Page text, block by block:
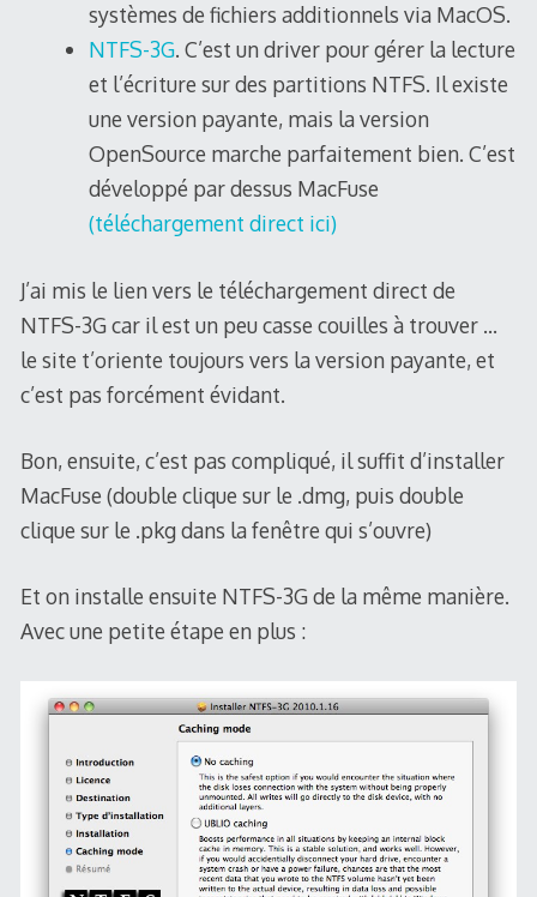
systèmes de fichiers additionnels via MacOS.
NTFS-3G. C’est un driver pour gérer la lecture
et l’écriture sur des partitions NTFS. Il existe
une version payante, mais la version
OpenSource marche parfaitement bien. C’est
développé par dessus MacFuse
(téléchargement direct ici)
J’ai mis le lien vers le téléchargement direct de
NTFS-3G car il est un peu casse couilles à trouver …
le site t’oriente toujours vers la version payante, et
c’est pas forcément évidant.
Bon, ensuite, c’est pas compliqué, il suffit d’installer
MacFuse (double clique sur le .dmg, puis double
clique sur le .pkg dans la fenêtre qui s’ouvre)
Et on installe ensuite NTFS-3G de la même manière.
Avec une petite étape en plus :